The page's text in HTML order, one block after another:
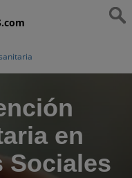
.com
en
Sociales